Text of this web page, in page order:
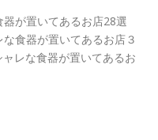
が置いてあるお店28選
食器が置いてあるお店３
レな食器が置いてあるお